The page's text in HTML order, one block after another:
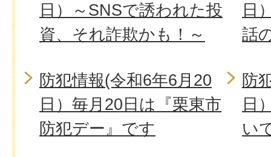
日）～SNSで誘われた投
資、それ詐欺かも！～
日
話
防犯情報(令和6年6月20
日）毎月20日は『栗東市
防犯デー』です
防
日
い